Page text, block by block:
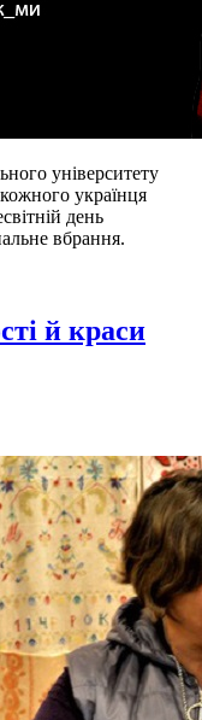
університету
українця
день
вбрання.
й краси